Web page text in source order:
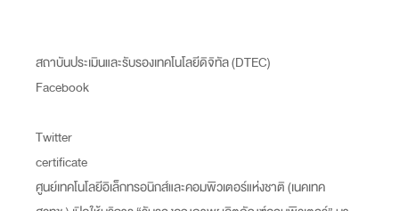
สถาบันประเมินและรับรองเทคโนโลยีดิจิทัล (DTEC)
Facebook
Twitter
certificate
ศูนย์เทคโนโลยีอิเล็กทรอนิกส์และคอมพิวเตอร์แห่งชาติ (เนคเทค